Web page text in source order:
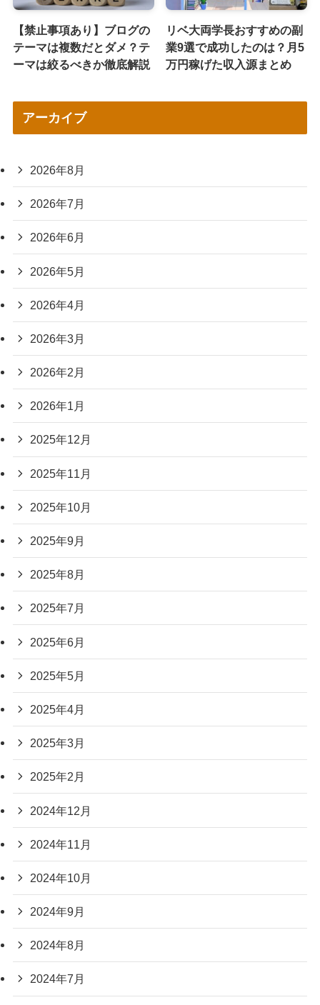
【禁止事項あり】ブログの
テーマは複数だとダメ？テ
ーマは絞るべきか徹底解説
リベ大両学長おすすめの副
業9選で成功したのは？月5
万円稼げた収入源まとめ
アーカイブ
2026年8月
2026年7月
2026年6月
2026年5月
2026年4月
2026年3月
2026年2月
2026年1月
2025年12月
2025年11月
2025年10月
2025年9月
2025年8月
2025年7月
2025年6月
2025年5月
2025年4月
2025年3月
2025年2月
2024年12月
2024年11月
2024年10月
2024年9月
2024年8月
2024年7月